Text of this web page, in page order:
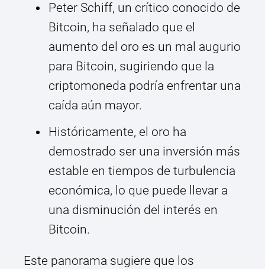
Peter Schiff, un crítico conocido de
Bitcoin, ha señalado que el
aumento del oro es un mal augurio
para Bitcoin, sugiriendo que la
criptomoneda podría enfrentar una
caída aún mayor.
Históricamente, el oro ha
demostrado ser una inversión más
estable en tiempos de turbulencia
económica, lo que puede llevar a
una disminución del interés en
Bitcoin.
Este panorama sugiere que los